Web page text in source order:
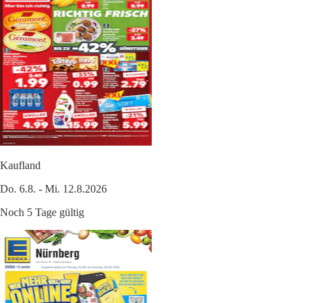
Kaufland
Do. 6.8. - Mi. 12.8.2026
Noch 5 Tage gültig